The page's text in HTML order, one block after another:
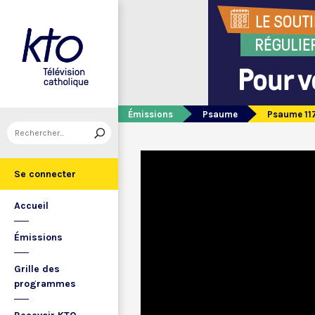
Se connecter
Accueil
Émissions
Grille des
programmes
Émissions Psaume Psaume